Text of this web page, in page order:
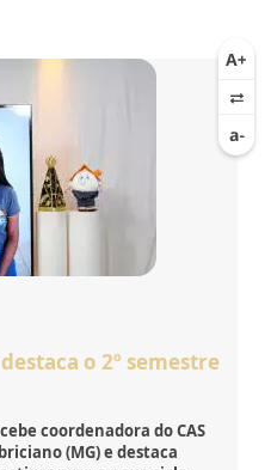
o 2º semestre
coordenadora do CAS
(MG) e destaca